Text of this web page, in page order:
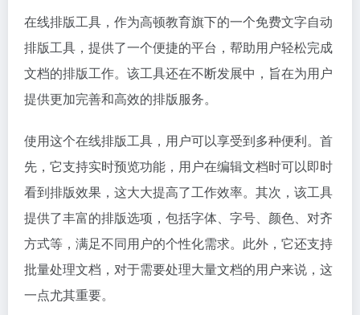
在线排版工具，作为高顿教育旗下的一个免费文字自动
排版工具，提供了一个便捷的平台，帮助用户轻松完成
文档的排版工作。该工具还在不断发展中，旨在为用户
提供更加完善和高效的排版服务。
使用这个在线排版工具，用户可以享受到多种便利。首
先，它支持实时预览功能，用户在编辑文档时可以即时
看到排版效果，这大大提高了工作效率。其次，该工具
提供了丰富的排版选项，包括字体、字号、颜色、对齐
方式等，满足不同用户的个性化需求。此外，它还支持
批量处理文档，对于需要处理大量文档的用户来说，这
一点尤其重要。